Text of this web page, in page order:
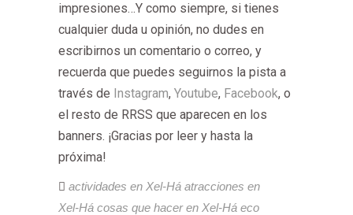
impresiones…Y como siempre, si tienes
cualquier duda u opinión, no dudes en
escribirnos un comentario o correo, y
recuerda que puedes seguirnos la pista a
través de Instagram, Youtube, Facebook, o
el resto de RRSS que aparecen en los
banners. ¡Gracias por leer y hasta la
próxima!
actividades en Xel-Há atracciones en
Xel-Há cosas que hacer en Xel-Há eco